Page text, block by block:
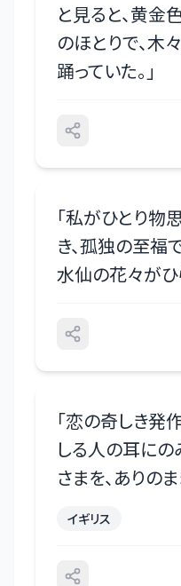
と見ると、黄金
のほとりで、木
踊っていた。 」
「私がひとり物
き、孤独の至福
水仙の花々がひ
「恋の奇しき発
しる人の耳にの
さまを、ありの
イギリス